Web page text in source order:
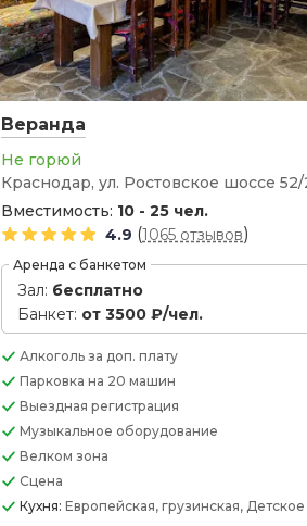
Веранда
Не горюй
Краснодар, ул. Ростовское шоссе 52/
Вместимость: 10 - 25 чел.
4.9 (1065 отзывов)
Аренда с банкетом
Зал: бесплатно
Банкет: от 3500 ₽/чел.
Алкогольза доп. плату
Парковкана 20 машин
Выездная регистрация
Музыкальное оборудование
Велком зона
Сцена
Кухня:Европейская, грузинская,